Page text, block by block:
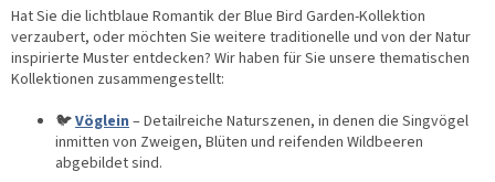
Hat Sie die lichtblaue Romantik der Blue Bird Garden-Kollektion
verzaubert, oder möchten Sie weitere traditionelle und von der Natur
inspirierte Muster entdecken? Wir haben für Sie unsere thematischen
Kollektionen zusammengestellt:
🐦Vöglein– Detailreiche Naturszenen, in denen die Singvögel
inmitten von Zweigen, Blüten und reifenden Wildbeeren
abgebildet sind.